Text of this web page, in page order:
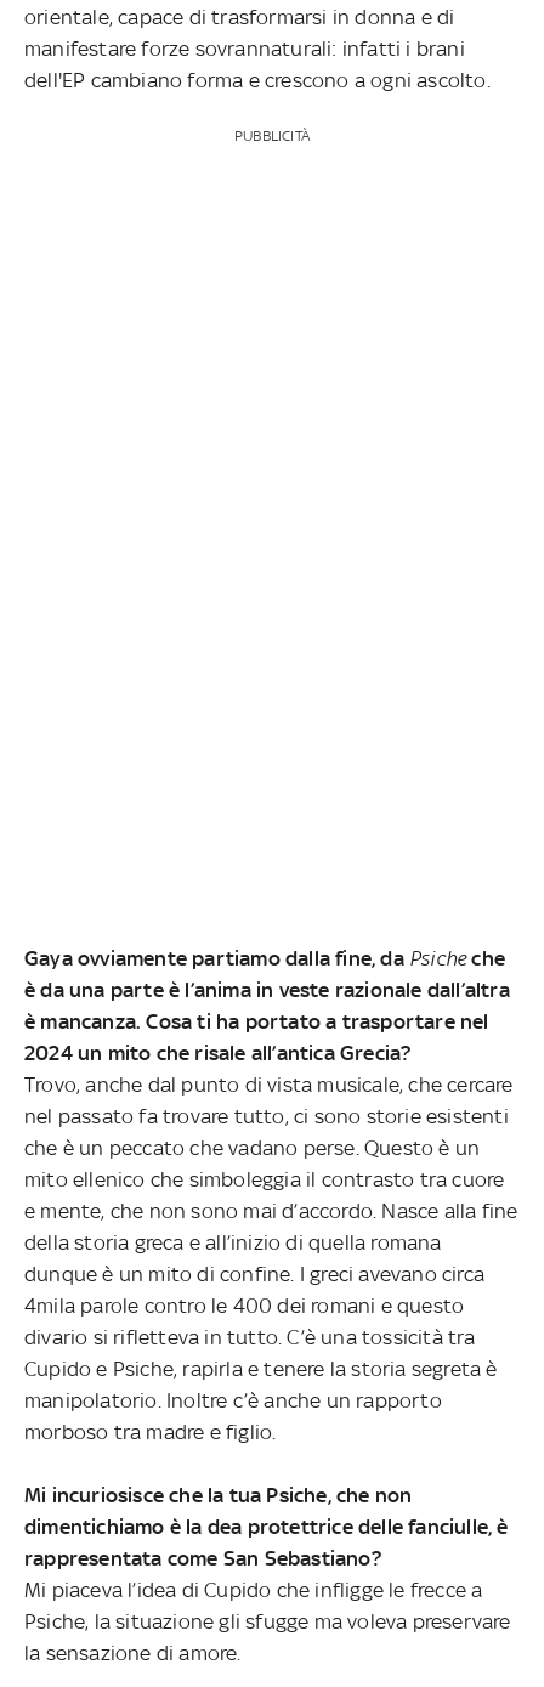
orientale, capace di trasformarsi in donna e di
manifestare forze sovrannaturali: infatti i brani
dell'EP cambiano forma e crescono a ogni ascolto.
PUBBLICITÀ
Gaya ovviamente partiamo dalla fine, da Psicheche
è da una parte è l’anima in veste razionale dall’altra
è mancanza. Cosa ti ha portato a trasportare nel
2024 un mito che risale all’antica Grecia?
Trovo, anche dal punto di vista musicale, che cercare
nel passato fa trovare tutto, ci sono storie esistenti
che è un peccato che vadano perse. Questo è un
mito ellenico che simboleggia il contrasto tra cuore
e mente, che non sono mai d’accordo. Nasce alla fine
della storia greca e all’inizio di quella romana
dunque è un mito di confine. I greci avevano circa
4mila parole contro le 400 dei romani e questo
divario si rifletteva in tutto. C’è una tossicità tra
Cupido e Psiche, rapirla e tenere la storia segreta è
manipolatorio. Inoltre c’è anche un rapporto
morboso tra madre e figlio.
Mi incuriosisce che la tua Psiche, che non
dimentichiamo è la dea protettrice delle fanciulle, è
rappresentata come San Sebastiano?
Mi piaceva l’idea di Cupido che infligge le frecce a
Psiche, la situazione gli sfugge ma voleva preservare
la sensazione di amore.